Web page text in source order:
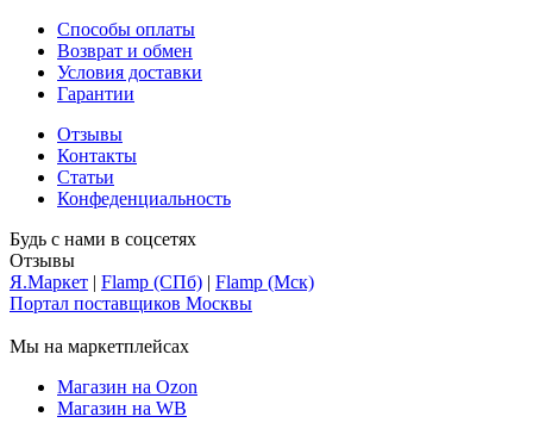
Способы оплаты
Возврат и обмен
Условия доставки
Гарантии
Отзывы
Контакты
Статьи
Конфеденциальность
Будь с нами в соцсетях
Отзывы
Я.Маркет | Flamp (СПб) | Flamp (Мск)
Портал поставщиков Москвы
Мы на маркетплейсах
Магазин на Ozon
Магазин на WB